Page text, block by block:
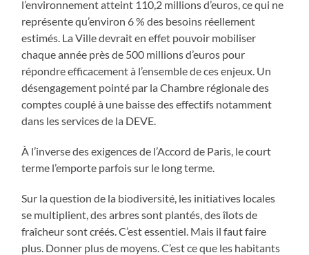
l’environnement atteint 110,2 millions d’euros, ce qui ne
représente qu’environ 6 % des besoins réellement
estimés. La Ville devrait en effet pouvoir mobiliser
chaque année près de 500 millions d’euros pour
répondre efficacement à l’ensemble de ces enjeux. Un
désengagement pointé par la Chambre régionale des
comptes couplé à une baisse des effectifs notamment
dans les services de la DEVE.
À l’inverse des exigences de l’Accord de Paris, le court
terme l’emporte parfois sur le long terme.
Sur la question de la biodiversité, les initiatives locales
se multiplient, des arbres sont plantés, des îlots de
fraîcheur sont créés. C’est essentiel. Mais il faut faire
plus. Donner plus de moyens. C’est ce que les habitants